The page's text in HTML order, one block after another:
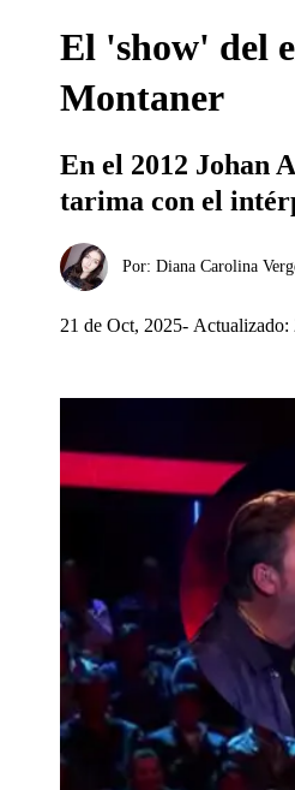
El 'show' del
Montaner
En el 2012 Johan
tarima con el
Por: Diana Carolina
21 de Oct, 2025 Actualizado: